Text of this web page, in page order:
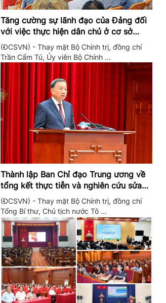
Tăng cường sự lãnh đạo của Đảng đối
với việc thực hiện dân chủ ở cơ sở
trong giai đoạn mới
(ĐCSVN) - Thay mặt Bộ Chính trị, đồng chí
Trần Cẩm Tú, Ủy viên Bộ Chính ...
Thành lập Ban Chỉ đạo Trung ương về
tổng kết thực tiễn và nghiên cứu sửa
đổi, bổ sung Điều lệ Đảng
(ĐCSVN) - Thay mặt Bộ Chính trị, đồng chí
Tổng Bí thư, Chủ tịch nước Tô ...